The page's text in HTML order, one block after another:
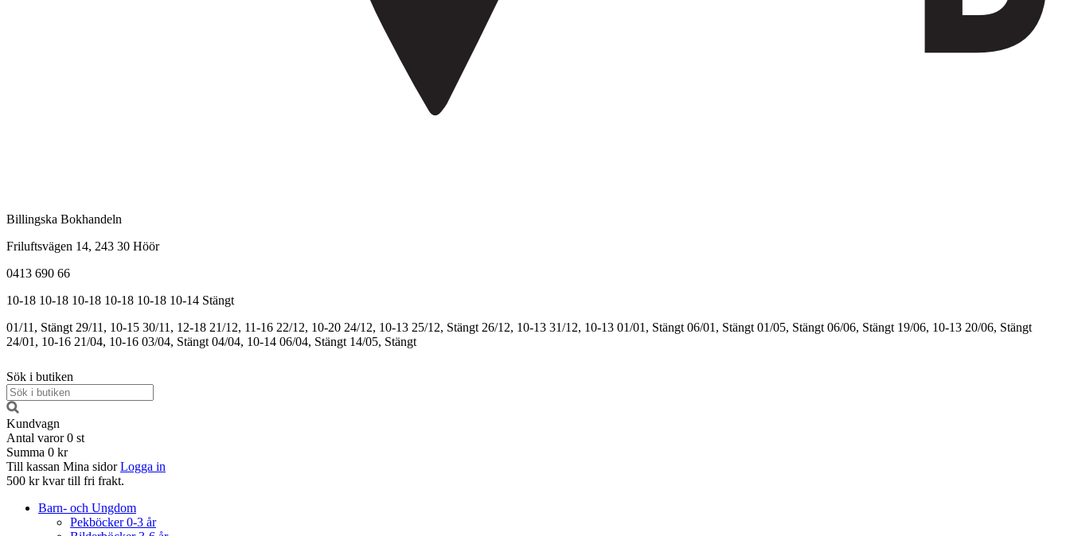
Billingska Bokhandeln
Friluftsvägen 14, 243 30 Höör
0413 690 66
10-18 10-18 10-18 10-18 10-18 10-14 Stängt
01/11, Stängt 29/11, 10-15 30/11, 12-18 21/12, 11-16 22/12, 10-20 24/12, 10-13 25/12, Stängt 26/12, 10-13 31/12, 10-13 01/01, Stängt 06/01, Stängt 01/05, Stängt 06/06, Stängt 19/06, 10-13 20/06, Stängt
24/01, 10-16 21/04, 10-16 03/04, Stängt 04/04, 10-14 06/04, Stängt 14/05, Stängt
Sök i butiken
Kundvagn
Antal varor 0 st
Summa 0 kr
Till kassan Mina sidor Logga in
500 kr kvar till fri frakt.
Barn- och Ungdom
Pekböcker 0-3 år